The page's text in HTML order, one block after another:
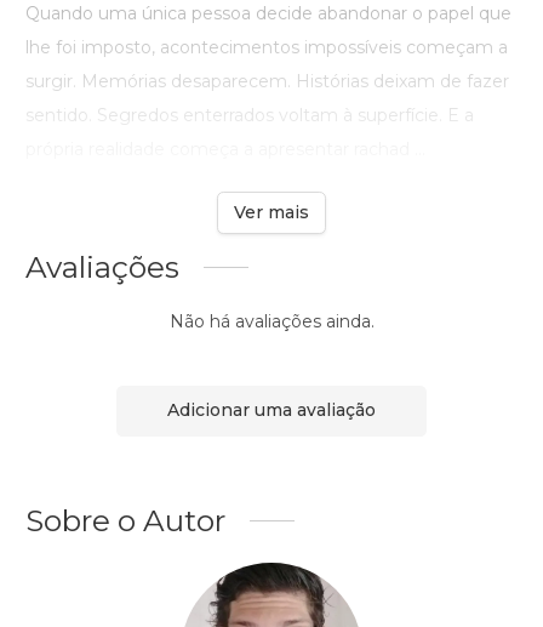
Quando uma única pessoa decide abandonar o papel que
lhe foi imposto, acontecimentos impossíveis começam a
surgir. Memórias desaparecem. Histórias deixam de fazer
sentido. Segredos enterrados voltam à superfície. E a
Ver mais
Avaliações
Não há avaliações ainda.
Adicionar uma avaliação
Sobre o Autor